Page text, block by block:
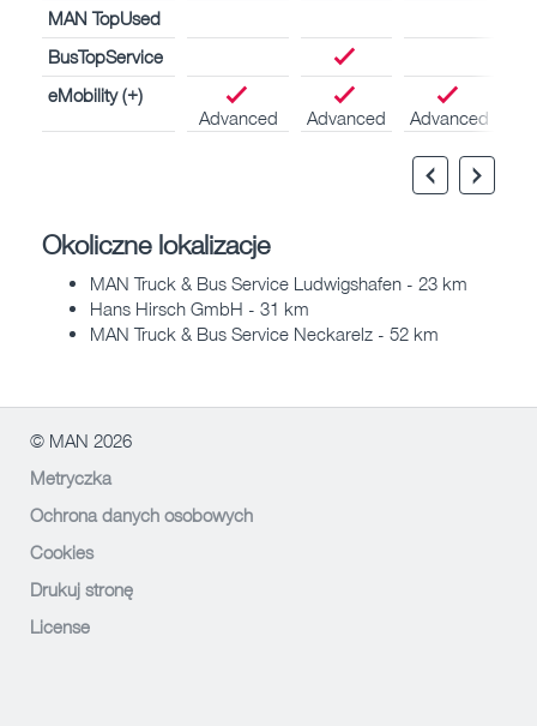
MAN TopUsed
BusTopService
eMobility (+)
Advanced
Advanced Advanced
Okoliczne lokalizacje
MAN Truck & Bus Service Ludwigshafen - 23 km
Hans Hirsch GmbH - 31 km
MAN Truck & Bus Service Neckarelz - 52 km
© MAN 2026
Metryczka
Ochrona danych osobowych
Cookies
Drukuj stronę
License